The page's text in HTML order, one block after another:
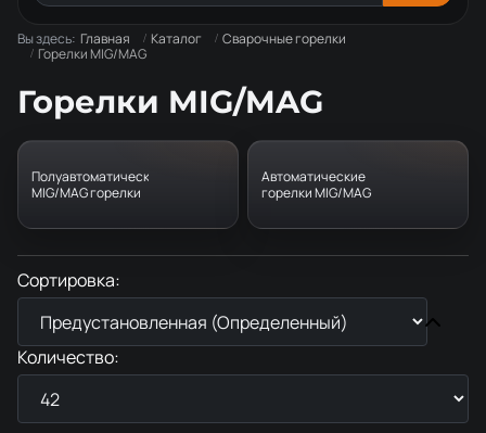
Вы здесь: Главная Каталог
Сварочные горелки
Горелки MIG/MAG
Горелки MIG/MAG
Полуавтоматические
MIG/MAG горелки
Автоматические
горелки MIG/MAG
Сортировка:
Количество: